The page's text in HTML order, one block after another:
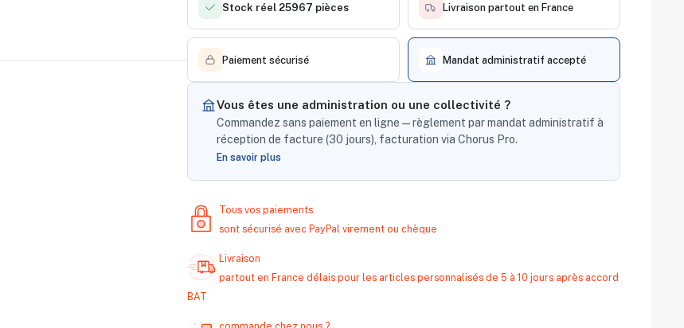
Stock réel 25967 pièces Livraison partout en France
Paiement sécurisé Mandat administratif accepté
Vous êtes une administration ou une collectivité ?
Commandez sans paiement en ligne — règlement par mandat administratif à
réception de facture (30 jours), facturation via Chorus Pro.
En savoir plus
Tous vos paiements
sont sécurisé avec PayPal virement ou chèque
Livraison
partout en France délais pour les articles personnalisés de 5 à 10 jours après accord
BAT